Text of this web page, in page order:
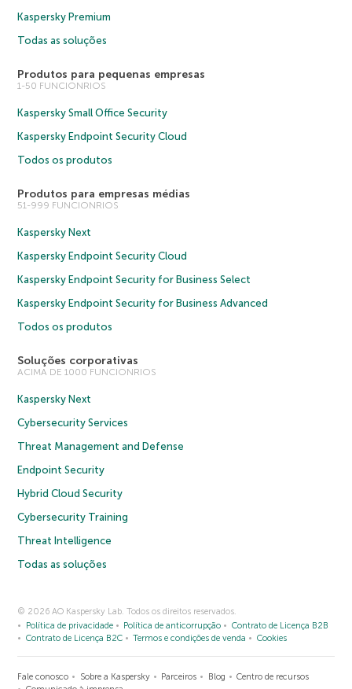
Kaspersky Premium
Todas as soluções
Produtos para pequenas empresas
1-50 FUNCIONRIOS
Kaspersky Small Office Security
Kaspersky Endpoint Security Cloud
Todos os produtos
Produtos para empresas médias
51-999 FUNCIONRIOS
Kaspersky Next
Kaspersky Endpoint Security Cloud
Kaspersky Endpoint Security for Business Select
Kaspersky Endpoint Security for Business Advanced
Todos os produtos
Soluções corporativas
ACIMA DE 1000 FUNCIONRIOS
Kaspersky Next
Cybersecurity Services
Threat Management and Defense
Endpoint Security
Hybrid Cloud Security
Cybersecurity Training
Threat Intelligence
Todas as soluções
© 2026 AO Kaspersky Lab. Todos os direitos reservados.
Política de privacidade
Política de anticorrupção
Contrato de Licença B2B
Contrato de Licença B2C
Termos e condições de venda Cookies
Fale conosco Sobre a Kaspersky Parceiros Blog
Centro de recursos